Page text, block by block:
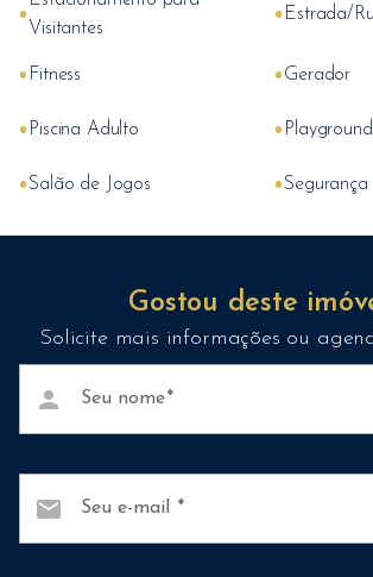
•Visitantes
• Estrada/
• Fitness •Gerador
• Piscina Adulto • Playground
•Salão de Jogos •Segurança
Gostou deste
Solicite mais informações ou
Seu nome
person
Seu e-mail
mail